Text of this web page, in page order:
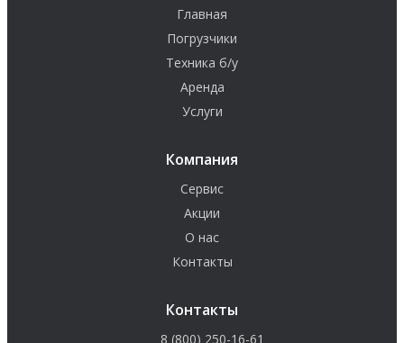
Главная
Погрузчики
Техника б/у
Аренда
Услуги
Компания
Сервис
Акции
О нас
Контакты
Контакты
8 (800) 250-16-61